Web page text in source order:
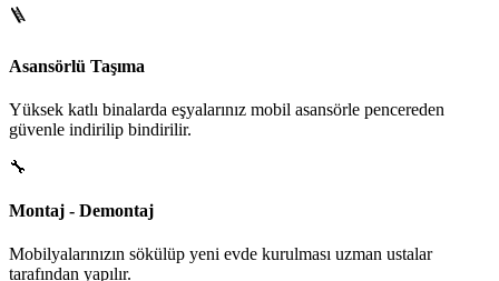
🪜
Asansörlü Taşıma
Yüksek katlı binalarda eşyalarınız mobil asansörle pencereden
güvenle indirilip bindirilir.
🔧
Montaj - Demontaj
Mobilyalarınızın sökülüp yeni evde kurulması uzman ustalar
tarafından yapılır.